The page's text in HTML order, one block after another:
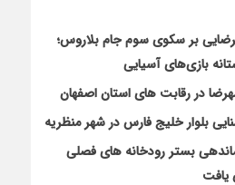
بر سکوی سوم جام بلاروس؛
بازی‌های آسیایی
در رقابت های استان اصفهان
بلوار خلیج فارس در شهر منظریه
ساماندهی بستر رودخانه های فصلی
یافت